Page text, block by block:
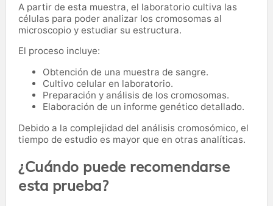
A partir de esta muestra, el laboratorio cultiva las
células para poder analizar los cromosomas al
microscopio y estudiar su estructura.
El proceso incluye:
Obtención de una muestra de sangre.
Cultivo celular en laboratorio.
Preparación y análisis de los cromosomas.
Elaboración de un informe genético detallado.
Debido a la complejidad del análisis cromosómico, el
tiempo de estudio es mayor que en otras analíticas.
¿Cuándo puede recomendarse
esta prueba?